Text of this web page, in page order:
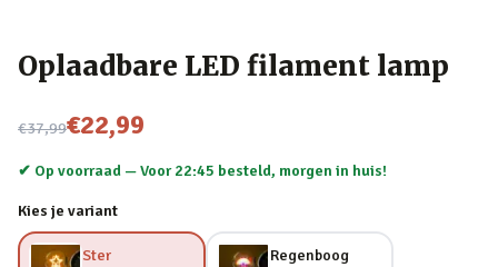
Oplaadbare LED filament lamp
€37,99
Nu voor€22,99
✔ Op voorraad —Voor 22:45 besteld, morgen in huis!
Kies je variant
Ster
Regenboog